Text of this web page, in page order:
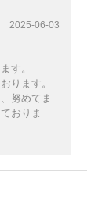
2025-06-03
す。
ります。
努めてま
おりま